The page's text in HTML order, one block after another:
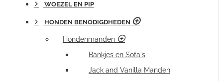
WOEZEL EN PIP
HONDEN BENODIGDHEDEN
Hondenmanden
Bankjes en Sofa's
Jack and Vanilla Manden